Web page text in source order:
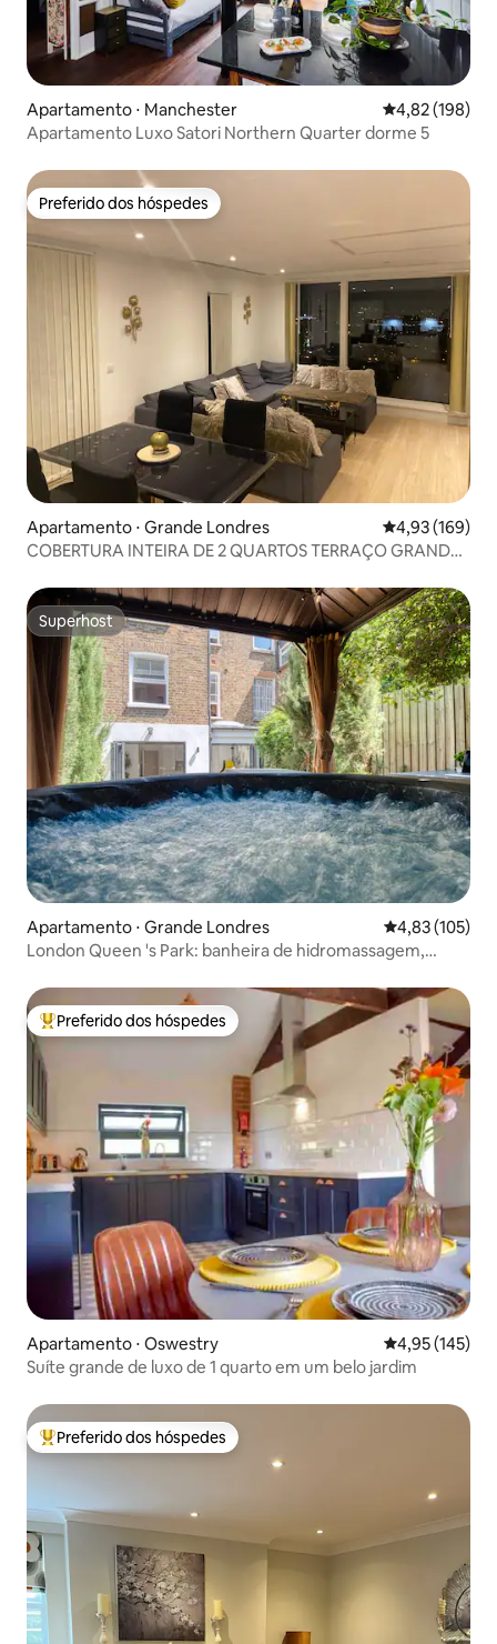
Apartamento ⋅ Manchester 4,82 de uma
4,82 (198)
Apartamento Luxo Satori Northern Quarter dorme 5
Preferido dos hóspedes
Preferido dos hóspedes
Apartamento ⋅ Grande Londres 4,93 de uma
4,93 (169)
COBERTURA INTEIRA DE 2 QUARTOS TERRAÇO GRANDE
Superhost
Superhost
Apartamento ⋅ Grande Londres 4,83 de uma
4,83 (105)
London Queen 's Park: banheira de hidromassagem,
Entre os melhores preferidos dos hóspedes
Preferido dos hóspedes
Apartamento ⋅ Oswestry 4,95 de uma
4,95 (145)
Suíte grande de luxo de 1 quarto em um belo jardim
Entre os melhores preferidos dos hóspedes
Preferido dos hóspedes